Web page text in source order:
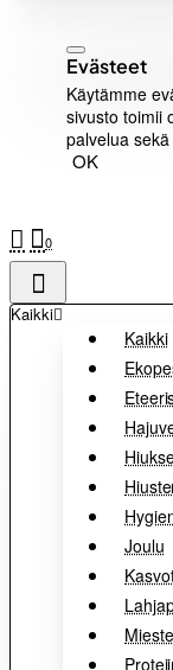
Evästeet
Käytämme
sivusto toimii
palvelua
OK
0
Kaikki
Kaikki
Joulu